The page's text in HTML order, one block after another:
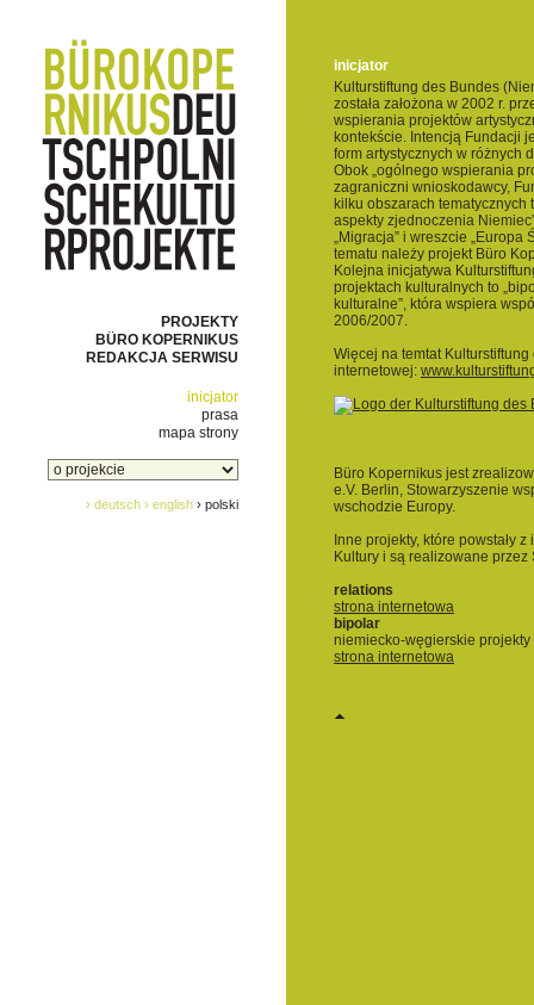
PROJEKTY
BÜRO KOPERNIKUS
REDAKCJA SERWISU
inicjator
prasa
mapa strony
› deutsch › english › polski
inicjator
Kulturstiftung des Bundes
została założona w 2002 r.
wspierania projektów
kontekście. Intencją Fundacji
form artystycznych w różnych
Obok „ogólnego wspierania
zagraniczni wnioskodawcy,
kilku obszarach tematycznych
aspekty zjednoczenia
„Migracja” i wreszcie
tematu należy projekt Büro
Kolejna inicjatywa
projektach kulturalnych to
kulturalne”, która wspiera
2006/2007.
Więcej na temtat
internetowej:
Büro Kopernikus jest
e.V. Berlin, Stowarzyszenie
wschodzie Europy.
Inne projekty, które powstały
Kultury i są realizowane
relations
strona internetowa
bipolar
niemiecko-węgierskie
strona internetowa